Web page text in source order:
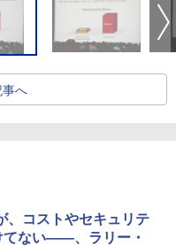
事へ
、コストやセキュリテ
てない――、ラリー・